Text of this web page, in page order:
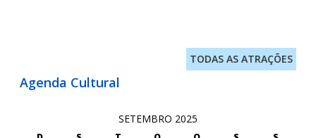
TODAS AS ATRAÇÕES
Agenda Cultural
SETEMBRO 2025